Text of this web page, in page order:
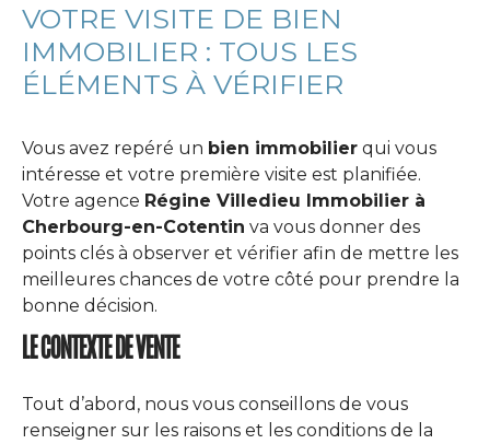
VOTRE VISITE DE BIEN
IMMOBILIER : TOUS LES
ÉLÉMENTS À VÉRIFIER
Vous avez repéré un bien immobilier qui vous
intéresse et votre première visite est planifiée.
Votre agence Régine Villedieu Immobilier à
Cherbourg-en-Cotentin va vous donner des
points clés à observer et vérifier afin de mettre les
meilleures chances de votre côté pour prendre la
bonne décision.
LE CONTEXTE DE VENTE
Tout d’abord, nous vous conseillons de vous
renseigner sur les raisons et les conditions de la